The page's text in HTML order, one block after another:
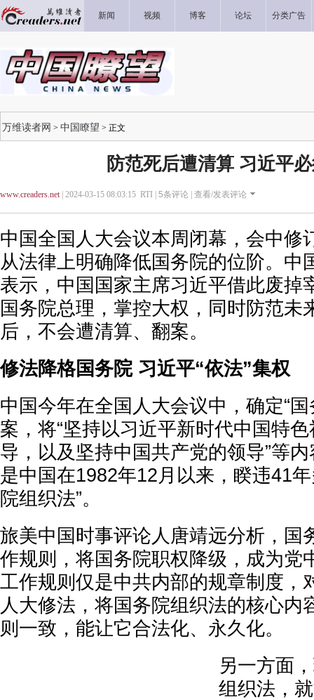
新闻 视频 博客 论坛 分类广告
万维读者网 > 中国瞭望 > 正文
防范死后遭清算 习近平
www.creaders.net| 2024-03-15 08:03:15 RTI | 5条评论 | 查看/发表评论
中国全国人大会议本周闭幕，会中修
从法律上明确降低国务院的位阶。中
表示，中国国家主席习近平借此废掉
国务院总理，掌控大权，同时防范未
后，不会遭清算、翻案。
修法降格国务院 习近平“依法”集权
中国今年在全国人大会议中，确定“
案，将“坚持以习近平新时代中国特
导，以及坚持中国共产党的领导”等
是中国在1982年12月以来，睽违41
院组织法”。
旅美中国时事评论人唐靖远分析，国
作规则，将国务院职权降级，成为党
工作规则仅是中共内部的规章制度，
人大修法，将国务院组织法的核心内
则一致，能让它合法化、永久化。
另一方面
组织法，